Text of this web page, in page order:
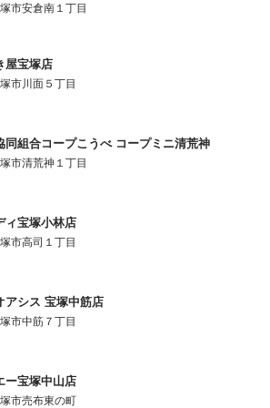
市安倉南１丁目
屋宝塚店
市川面５丁目
同組合コープこうべ コープミニ清荒神
市清荒神１丁目
ィ宝塚小林店
市高司１丁目
アシス 宝塚中筋店
市中筋７丁目
ー宝塚中山店
市売布東の町